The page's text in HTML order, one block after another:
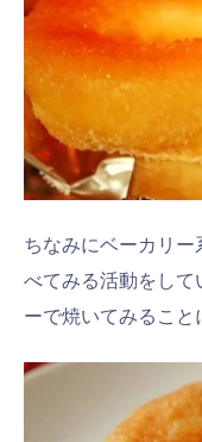
ちなみにベーカリ
べてみる活動をして
ーで焼いてみること